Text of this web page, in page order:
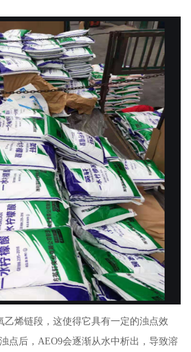
乙烯链段，这使得它具有一定的浊点效
点后，AEO9会逐渐从水中析出，导致溶